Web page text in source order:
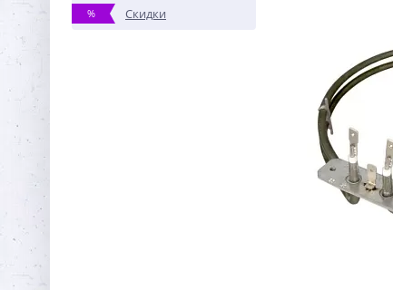
% Скидки